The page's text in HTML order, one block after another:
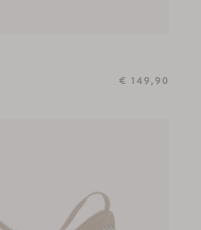
€ 149,90